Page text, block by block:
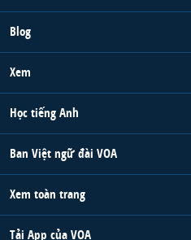
Blog
Xem
Học tiếng Anh
Ban Việt ngữ đài VOA
Xem toàn trang
Tải App của VOA